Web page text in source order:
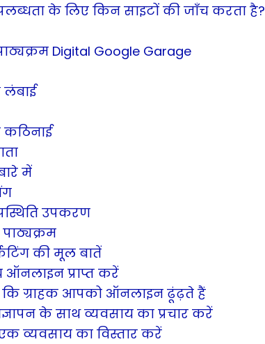
के लिए किन साइटों की जाँच करता है?
Digital Google Garage
लंबाई
कठिनाई
में
उपकरण
पाठ्यक्रम
की मूल बातें
प्राप्त करें
कि ग्राहक आपको ऑनलाइन ढूंढ़ते हैं
के साथ व्यवसाय का प्रचार करें
व्यवसाय का विस्तार करें